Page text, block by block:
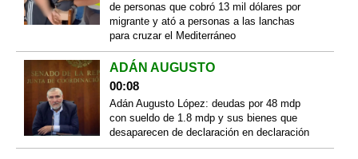
de personas que cobró 13 mil dólares por
migrante y ató a personas a las lanchas
para cruzar el Mediterráneo
ADÁN AUGUSTO
00:08
Adán Augusto López: deudas por 48 mdp
con sueldo de 1.8 mdp y sus bienes que
desaparecen de declaración en declaración